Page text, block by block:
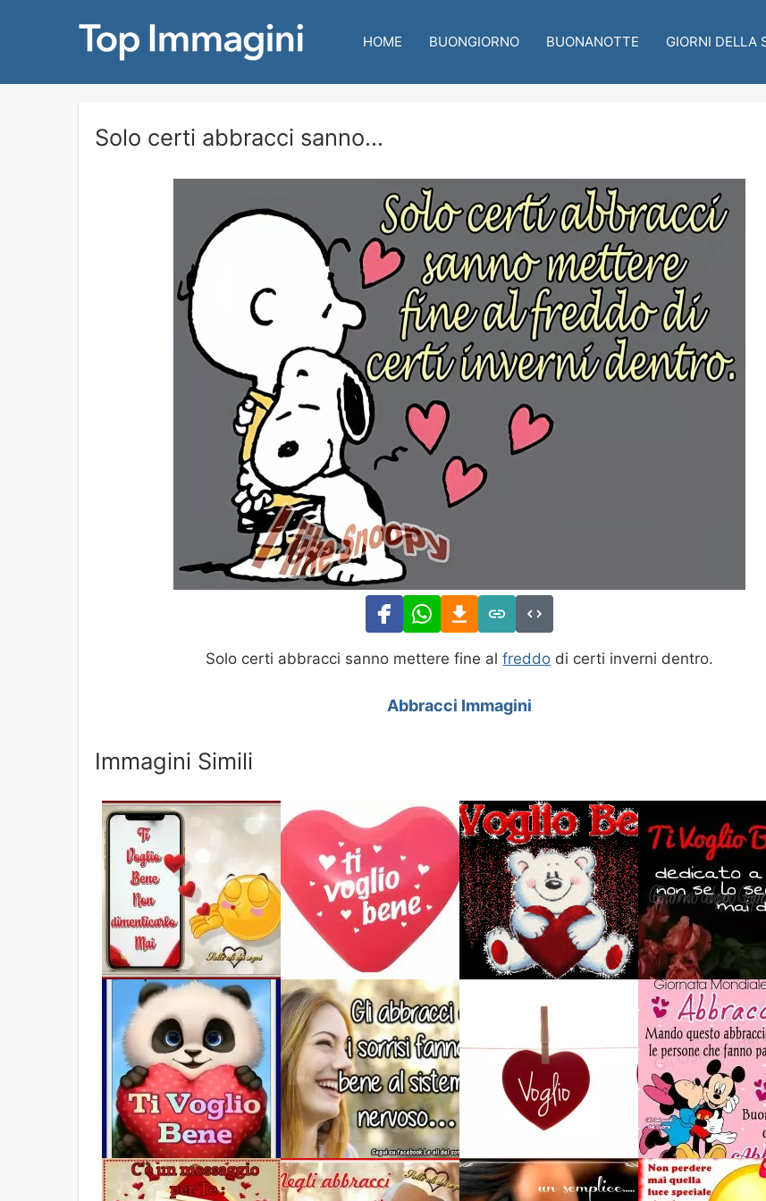
HOME BUONGIORNO BUONANOTTE GIORNI DELLA
Solo certi abbracci sanno...
Solo certi abbracci sanno mettere fine alfreddo di certi inverni dentro.
Abbracci Immagini
Immagini Simili